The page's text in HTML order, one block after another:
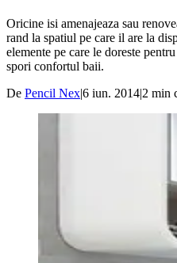
Oricine isi amenajeaza sau
rand la spatiul pe care il are la
elemente pe care le doreste
spori confortul baii.
De Pencil Nex|6 iun. 2014|2 min